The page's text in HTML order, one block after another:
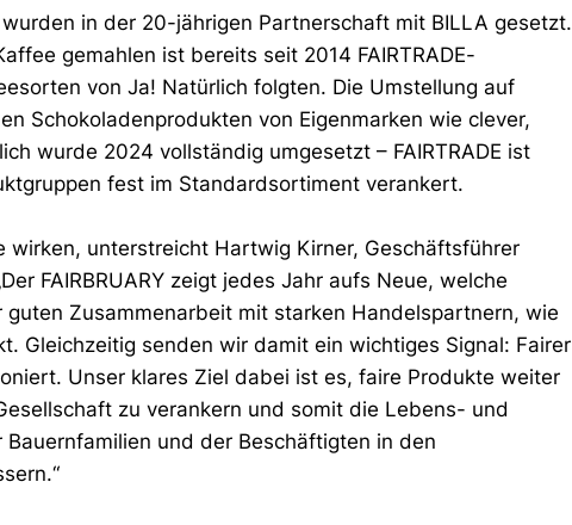
in der 20-jährigen Partnerschaft mit BILLA gesetzt.
gemahlen ist bereits seit 2014 FAIRTRADE-
von Ja! Natürlich folgten. Die Umstellung auf
Schokoladenprodukten von Eigenmarken wie clever,
wurde 2024 vollständig umgesetzt – FAIRTRADE ist
fest im Standardsortiment verankert.
wirken, unterstreicht Hartwig Kirner, Geschäftsführer
FAIRBRUARY zeigt jedes Jahr aufs Neue, welche
guten Zusammenarbeit mit starken Handelspartnern, wie
Gleichzeitig senden wir damit ein wichtiges Signal: Fairer
Unser klares Ziel dabei ist es, faire Produkte weiter
zu verankern und somit die Lebens- und
und der Beschäftigten in den